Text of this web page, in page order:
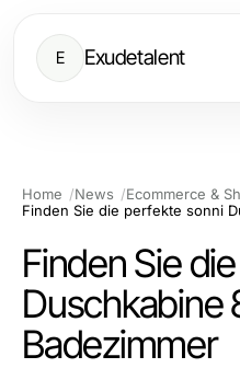
E Exudetalent
Home News
Ecommerce &
Finden Sie
Duschkabine
Badezimmer